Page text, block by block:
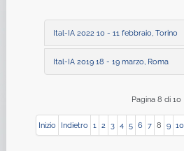
Ital-IA 2022 10 - 11 febbraio, Torino
Ital-IA 2019 18 - 19 marzo, Roma
Pagina 8 di 10
Inizio Indietro 1 2 3 4 5 6 7 8 9 10